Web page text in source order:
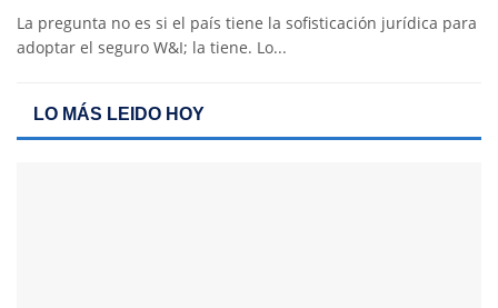
La pregunta no es si el país tiene la sofisticación jurídica para
adoptar el seguro W&I; la tiene. Lo...
LO MÁS LEIDO HOY